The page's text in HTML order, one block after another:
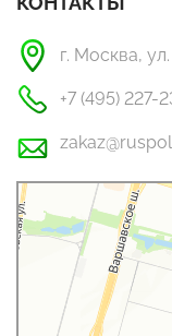
г. Москва,
+7 (495) 227-
РусПолик
Оргстекло,
Строительные и